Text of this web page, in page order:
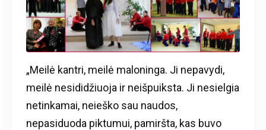
„Meilė kantri, meilė maloninga. Ji nepavydi,
meilė nesididžiuoja ir neišpuiksta. Ji nesielgia
netinkamai, neieško sau naudos,
nepasiduoda piktumui, pamiršta, kas buvo